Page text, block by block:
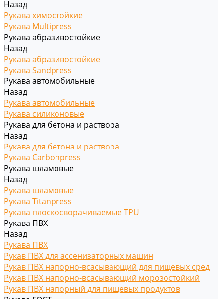
Назад
Рукава химостойкие
Рукава Multipress
Рукава абразивостойкие
Назад
Рукава абразивостойкие
Рукава Sandpress
Рукава автомобильные
Назад
Рукава автомобильные
Рукава силиконовые
Рукава для бетона и раствора
Назад
Рукава для бетона и раствора
Рукава Carbonpress
Рукава шламовые
Назад
Рукава шламовые
Рукава Titanpress
Рукава плоскосворачиваемые TPU
Рукава ПВХ
Назад
Рукава ПВХ
Рукав ПВХ для ассенизаторных машин
Рукав ПВХ напорно-всасывающий для пищевых сред
Рукав ПВХ напорно-всасывающий морозостойкий
Рукав ПВХ напорный для пищевых продуктов